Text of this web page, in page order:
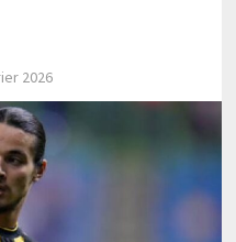
2026